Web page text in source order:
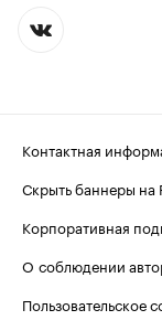
Контактная
Скрыть баннеры на
Корпоративная
О соблюдении
Пользовательское